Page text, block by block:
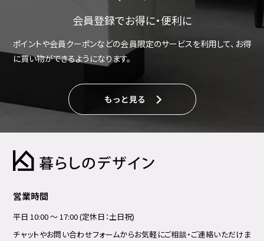
会員登録でお得に・便利に
ポイントや会員クーポンなどの会員限定のサービスを利用して、お得
に買い物ができるようになります。
もっと見る
営業時間
平日 10:00 ～ 17:00 (定休日：土日祝)
チャットやお問い合わせフォームからお気軽にご相談・ご連絡いただけま